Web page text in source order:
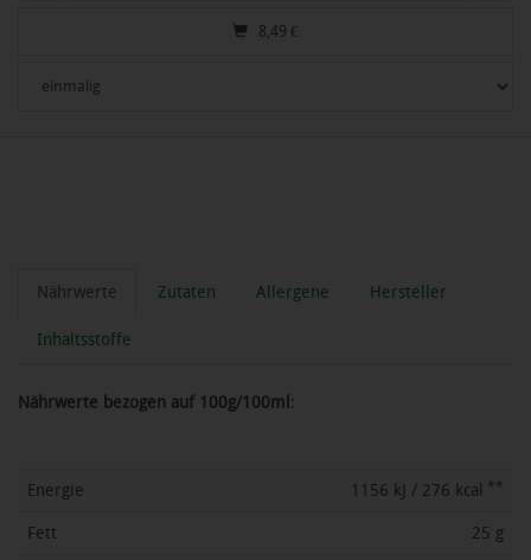
8,49 €
Nährwerte Zutaten Allergene Hersteller
Inhaltsstoffe
Nährwerte bezogen auf 100g/100ml:
Energie 1156 kJ / 276 kcal **
Fett 25 g